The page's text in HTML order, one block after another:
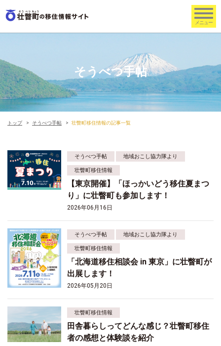
そうべつ手帖
トップ そうべつ手帖 壮瞥町移住情報の記事一覧
そうべつ手帖 地域おこし協力隊より
壮瞥町移住情報
【東京開催】「ほっかいどう移住夏まつ
り」に壮瞥町も参加します！
2026年06月16日
そうべつ手帖 地域おこし協力隊より
壮瞥町移住情報
「北海道移住相談会 in 東京」に壮瞥町が
出展します！
2026年05月20日
壮瞥町移住情報
田舎暮らしってどんな感じ？壮瞥町移住
者の感想と体験談を紹介